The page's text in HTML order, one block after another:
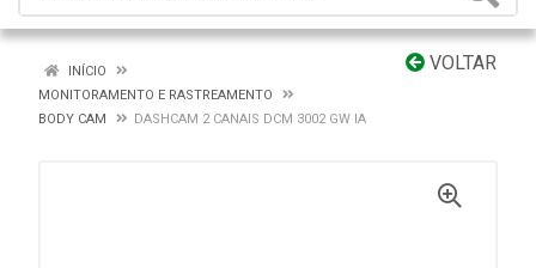
VOLTAR
INÍCIO
MONITORAMENTO E RASTREAMENTO
BODY CAM
DASHCAM 2 CANAIS DCM 3002 GW IA